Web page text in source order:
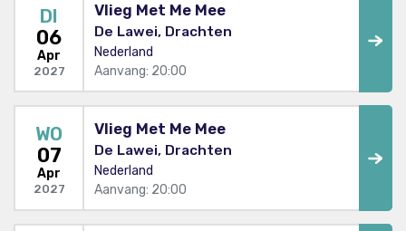
DI
06
Apr
2027
Vlieg Met Me Mee
De Lawei, Drachten
Nederland
Aanvang: 20:00
WO
07
Apr
2027
Vlieg Met Me Mee
De Lawei, Drachten
Nederland
Aanvang: 20:00